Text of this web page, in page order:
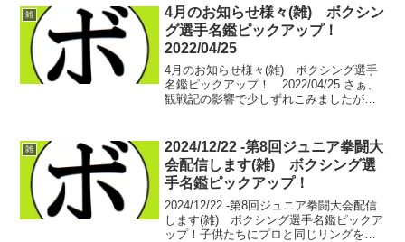
SPLENDID BOXING2022年7月1...
雑
4月のお知らせ様々(雑) ボクシン
グ選手名鑑ピックアップ！
2022/04/25
4月のお知らせ様々(雑) ボクシング選手
名鑑ピックアップ！ 2022/04/25 さぁ、
観戦記の影響で少しずれこみましたが、
興行。既に見どころ紹介記事は作成済み
ですので...
雑
2024/12/22 -第8回ジュニア拳闘大
会配信します(雑) ボクシング選
手名鑑ピックアップ！
2024/12/22 -第8回ジュニア拳闘大会配信
します(雑) ボクシング選手名鑑ピックア
ップ！子供たちにプロと同じリングを！